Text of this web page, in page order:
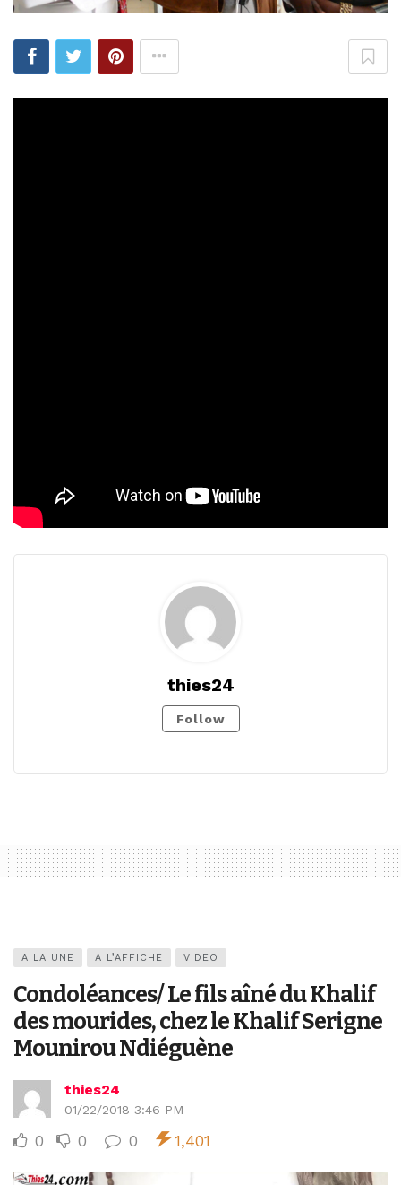
thies24
Follow
A LA UNE A L’AFFICHE VIDEO
Condoléances/ Le fils aîné du Khalif
des mourides, chez le Khalif Serigne
Mounirou Ndiéguène
thies24
01/22/2018 3:46 PM
0 0 0 1,401